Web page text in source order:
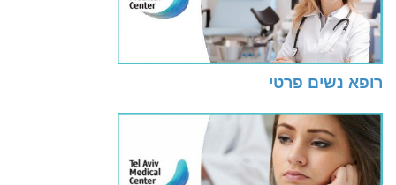
רופא נשים פרטי